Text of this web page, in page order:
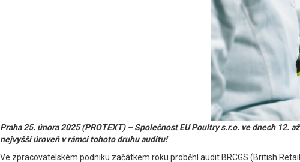
Praha 25. února 2025 (PROTEXT) – Společnost EU Poultry s.r.o. ve dnech 12.
nejvyšší úroveň v rámci tohoto druhu auditu!
Ve zpracovatelském podniku začátkem roku proběhl audit BRCGS (British